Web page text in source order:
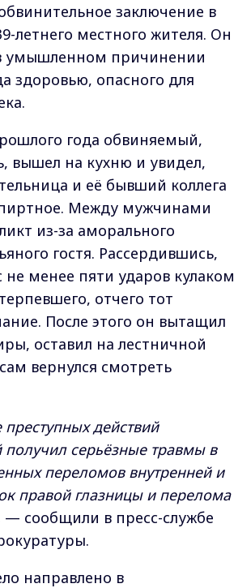
заключение в
летнего местного жителя. Он
умышленном причинении
здоровью, опасного для
года обвиняемый,
вышел на кухню и увидел,
и её бывший коллега
Между мужчинами
из-за аморального
гостя. Рассердившись,
не менее пяти ударов кулаком
отчего тот
После этого он вытащил
оставил на лестничной
вернулся смотреть
преступных действий
серьёзные травмы в
переломов внутренней и
правой глазницы и перелома
— сообщили в пресс-службе
направлено в